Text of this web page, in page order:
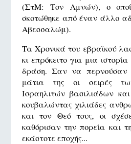
(ΣτΜ: Τον Αμνών), ο
σκοτώθηκε από έναν άλλο
Αβεσσαλώμ).
Τα Χρονικά του εβραϊκού
κι επρόκειτο για μια
δράση. Σαν να
μάτια της οι σειρές
Ισραηλιτών βασιλιάδων
κουβαλώντας χιλιάδες
και τον Θεό τους, οι
καθόρισαν την πορεία και
εκάστοτε εποχής...